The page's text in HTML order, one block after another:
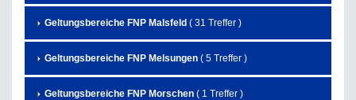
Geltungsbereiche FNP Malsfeld ( 31 Treffer )
Geltungsbereiche FNP Melsungen ( 5 Treffer )
Geltungsbereiche FNP Morschen ( 1 Treffer )